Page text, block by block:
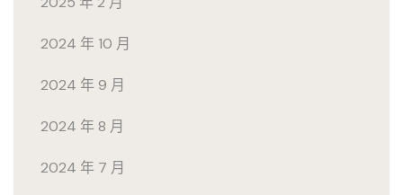
2024 年 10 月
2024 年 9 月
2024 年 8 月
2024 年 7 月